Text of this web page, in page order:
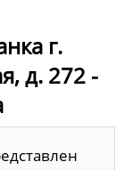
г.
д. 272 -